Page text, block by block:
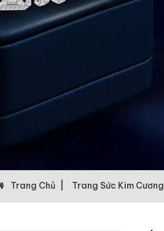
Trang Chủ Trang Sức Kim Cương